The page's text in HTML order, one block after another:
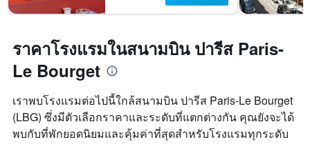
ราคาโรงแรมในสนามบิน ปารีส Paris-
Le Bourget
เราพบโรงแรมต่อไปนี้ใกล้สนามบิน ปารีส Paris-Le Bourget
(LBG) ซึ่งมีตัวเลือกราคาและระดับที่แตกต่างกัน คุณยังจะได้
พบกับที่พักยอดนิยมและคุ้มค่าที่สุดสำหรับโรงแรมทุกระดับ